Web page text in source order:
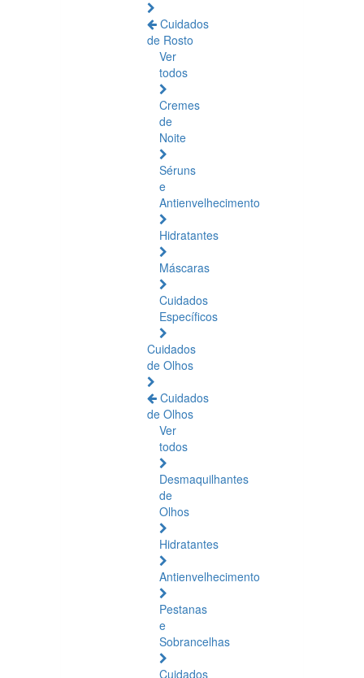
Cuidados
de Rosto
Ver
todos
Cremes
de
Noite
Séruns
e
Antienvelhecimento
Hidratantes
Máscaras
Cuidados
Específicos
Cuidados
de Olhos
Cuidados
de Olhos
Ver
todos
Desmaquilhantes
de
Olhos
Hidratantes
Antienvelhecimento
Pestanas
e
Sobrancelhas
Cuidados